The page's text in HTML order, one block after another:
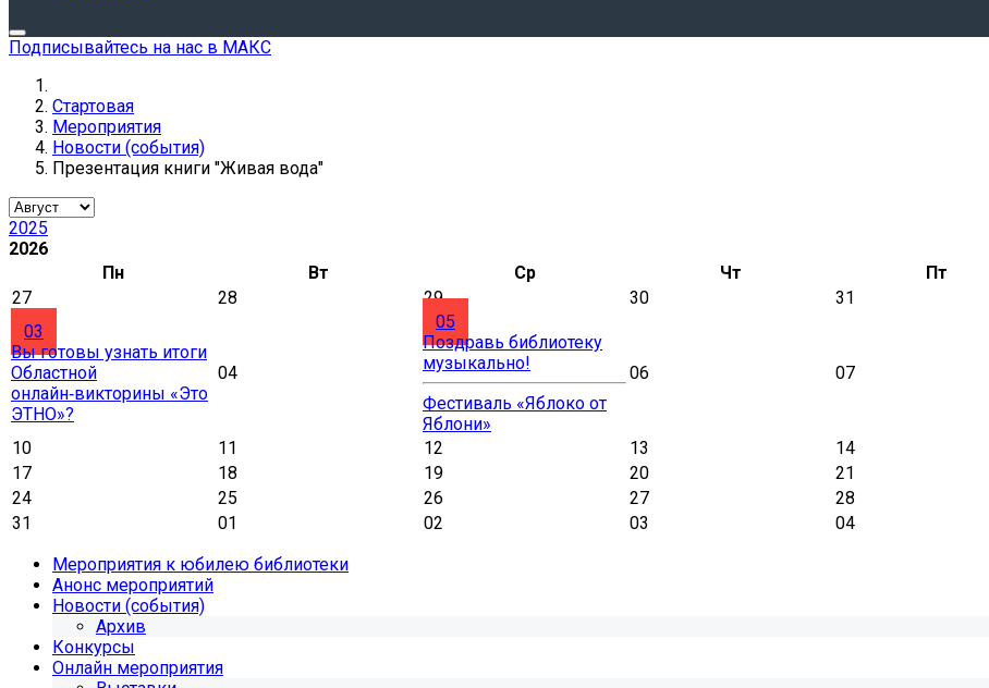
Подписывайтесь на нас в МАКС
Стартовая
Мероприятия
Новости (события)
Презентация книги "Живая вода"
2025
2026
Пн
Вт Ср Чт Пт
27
28 29 30 31
03
Вы готовы узнать итоги
Областной
онлайн‑викторины «Это
ЭТНО»?
04
05
Поздравь библиотеку
музыкально!
Фестиваль «Яблоко от
Яблони»
06 07
10 11 12 13 14
17
18 19 20 21
24
25 26 27 28
31
01 02 03 04
Мероприятия к юбилею библиотеки
Анонс мероприятий
Новости (события)
Архив
Конкурсы
Онлайн мероприятия